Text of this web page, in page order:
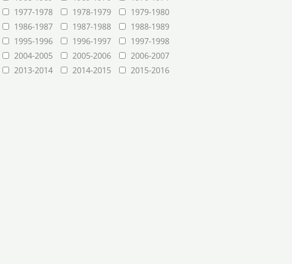
1977-1978 1978-1979
1979-1980
1986-1987 1987-1988
1988-1989
1995-1996 1996-1997
1997-1998
2004-2005 2005-2006
2006-2007
2013-2014 2014-2015
2015-2016